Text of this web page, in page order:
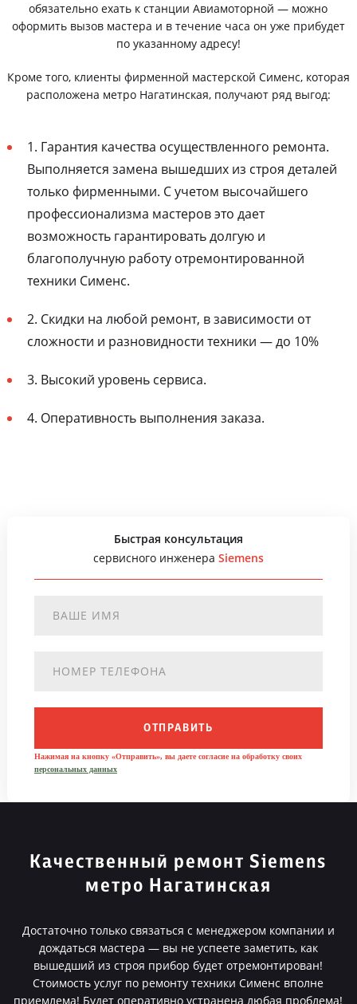
обязательно ехать к станции Авиамоторной — можно
оформить вызов мастера и в течение часа он уже прибудет
по указанному адресу!
Кроме того, клиенты фирменной мастерской Сименс, которая
расположена метро Нагатинская, получают ряд выгод:
1. Гарантия качества осуществленного ремонта.
Выполняется замена вышедших из строя деталей
только фирменными. С учетом высочайшего
профессионализма мастеров это дает
возможность гарантировать долгую и
благополучную работу отремонтированной
техники Сименс.
2. Скидки на любой ремонт, в зависимости от
сложности и разновидности техники — до 10%
3. Высокий уровень сервиса.
4. Оперативность выполнения заказа.
Быстрая консультация
сервисного инженера Siemens
ОТПРАВИТЬ
Нажимая на кнопку «Отправить», вы даете согласие на обработку своих
персональных данных
Качественный ремонт Siemens
метро Нагатинская
Достаточно только связаться с менеджером компании и
дождаться мастера — вы не успеете заметить, как
вышедший из строя прибор будет отремонтирован!
Стоимость услуг по ремонту техники Сименс вполне
приемлема! Будет оперативно устранена любая проблема!